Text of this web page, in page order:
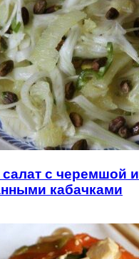
с черемшой и
кабачками